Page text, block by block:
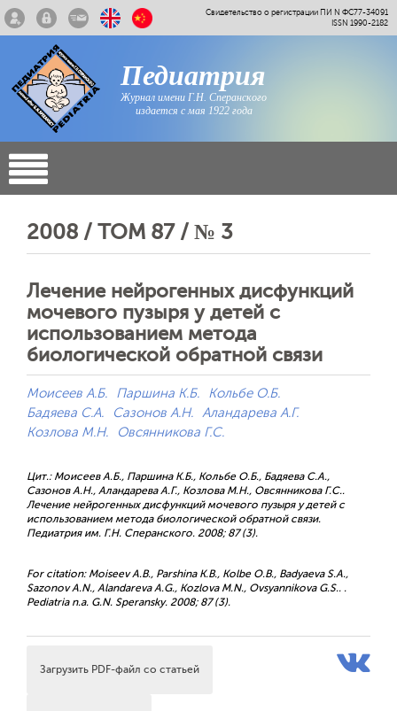
Свидетельство о регистрации ПИ N ФС77-34091
ISSN 1990-2182
Педиатрия
Журнал имени Г.Н. Сперанского
издается с мая 1922 года
2008 / ТОМ 87 / № 3
Лечение нейрогенных дисфункций
мочевого пузыря у детей с
использованием метода
биологической обратной связи
Моисеев А.Б. Паршина К.Б.
Кольбе О.Б.
Бадяева С.А.
Сазонов А.Н. Аландарева А.Г.
Козлова М.Н.
Овсянникова Г.С.
Цит.: Моисеев А.Б., Паршина К.Б., Кольбе О.Б., Бадяева С.А.,
Сазонов А.Н., Аландарева А.Г., Козлова М.Н., Овсянникова Г.С..
Лечение нейрогенных дисфункций мочевого пузыря у детей с
использованием метода биологической обратной связи.
Педиатрия им. Г.Н. Сперанского. 2008; 87 (3).
For citation: Moiseev A.B., Parshina K.B., Kolbe O.B., Badyaeva S.A.,
Sazonov A.N., Alandareva A.G., Kozlova M.N., Ovsyannikova G.S.. .
Pediatria n.a. G.N. Speransky. 2008; 87 (3).
Загрузить PDF-файл со статьей